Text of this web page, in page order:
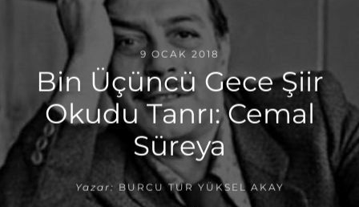
9 OCAK 2018
Bin Üçüncü Gece Şiir
Okudu Tanrı: Cemal
Süreya
Yazar: BURCU TUR YÜKSEL AKAY